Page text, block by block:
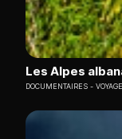
Les Alpes
DOCUMENTAIRES VOYAGE